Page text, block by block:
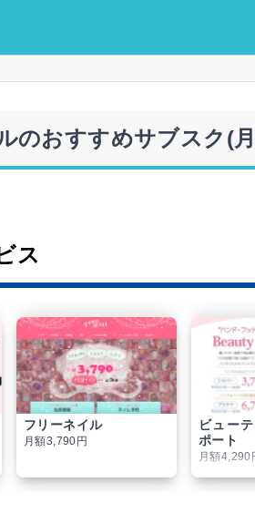
のおすすめサブスク(
ス
フリーネイル
月額3,790円
ビュー
ポート
月額4,290